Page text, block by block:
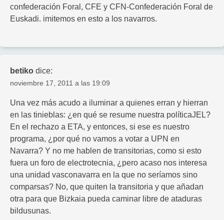
confederación Foral, CFE y CFN-Confederación Foral de
Euskadi. imitemos en esto a los navarros.
betiko dice:
noviembre 17, 2011 a las 19:09
Una vez más acudo a iluminar a quienes erran y hierran
en las tinieblas: ¿en qué se resume nuestra políticaJEL?
En el rechazo a ETA, y entonces, si ese es nuestro
programa, ¿por qué no vamos a votar a UPN en
Navarra? Y no me hablen de transitorias, como si esto
fuera un foro de electrotecnia, ¿pero acaso nos interesa
una unidad vasconavarra en la que no seríamos sino
comparsas? No, que quiten la transitoria y que añadan
otra para que Bizkaia pueda caminar libre de ataduras
bildusunas.